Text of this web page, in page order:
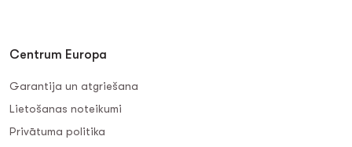
Centrum Europa
Garantija un atgriešana
Lietošanas noteikumi
Privātuma politika